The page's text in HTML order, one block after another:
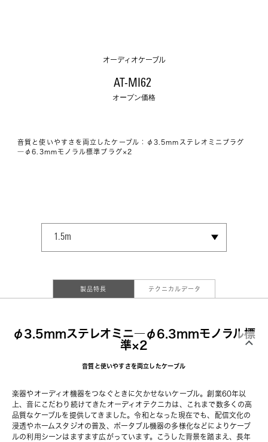
オーディオケーブル
AT-MI62
オープン価格
音質と使いやすさを両立したケーブル：φ3.5mmステレオミニプラグ
―φ6.3mmモノラル標準プラグ×2
SELECT SIZE
1.5m
製品特長 テクニカルデータ
φ3.5mmステレオミニ―φ6.3mmモノラル標
準×2
音質と使いやすさを両立したケーブル
楽器やオーディオ機器をつなぐときに欠かせないケーブル。創業60年以
上、音にこだわり続けてきたオーディオテクニカは、これまで数多くの高
品質なケーブルを提供してきました。令和となった現在でも、配信文化の
浸透やホームスタジオの普及、ポータブル機器の多様化などによりケーブ
ルの利用シーンはますます広がっています。こうした背景を踏まえ、長年